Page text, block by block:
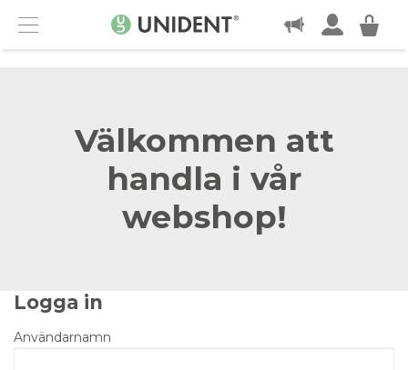
Menu
KONTAKT
Välkommen att
handla i vår
webshop!
Logga in
Användarnamn